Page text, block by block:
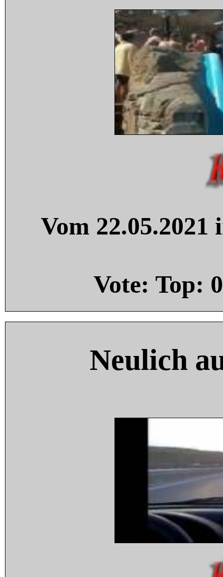
Vom
Vote: Top: 0
Neulich